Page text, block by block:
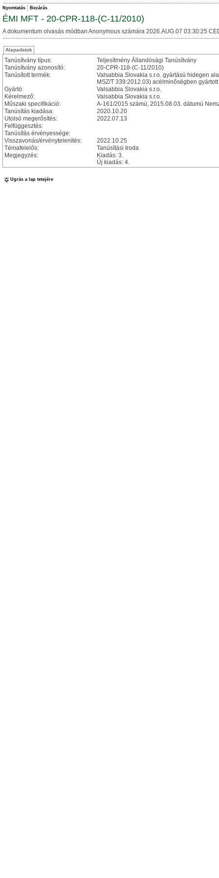
Nyomtatás Bezárás
ÉMI MFT - 20-CPR-118-(C-11/2010)
A dokumentum olvasás módban Anonymous számára 2026.AUG.07 03:30:25
Alapadatok
Tanúsítvány típus:
Teljesítmény Állandósági Tanúsítvány
Tanúsítvány azonosító:
20-CPR-118-(C-11/2010)
Tanúsított termék:
Valsabbia Slovakia s.r.o. gyártású hidegen
MSZ/T 339:2012.03) acélminőségben
Gyártó:
Valsabbia Slovakia s.r.o.
Kérelmező:
Valsabbia Slovakia s.r.o.
Műszaki specifikáció:
A-161/2015 számú, 2015.08.03. dátumú
Tanúsítás kiadása:
2020.10.20
Utolsó megerősítés:
2022.07.13
Felfüggesztés:
Tanúsítás érvényessége:
Visszavonás/érvénytelenítés:
2022.10.25
Témafelelős:
Tanúsítási Iroda
Megjegyzés:
Kiadás: 3.
Új kiadás: 4.
Ugrás a lap tetejére